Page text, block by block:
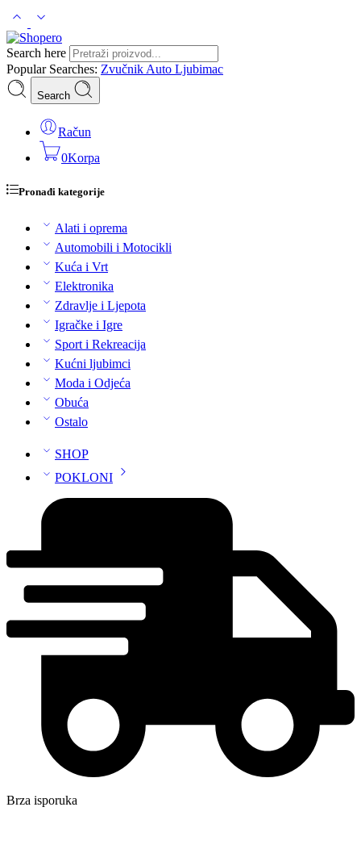
Search here
Popular Searches: Zvučnik Auto Ljubimac
Search
Račun
0Korpa
Pronađi kategorije
Alati i oprema
Automobili i Motocikli
Kuća i Vrt
Elektronika
Zdravlje i Ljepota
Igračke i Igre
Sport i Rekreacija
Kućni ljubimci
Moda i Odjeća
Obuća
Ostalo
SHOP
POKLONI
Brza isporuka